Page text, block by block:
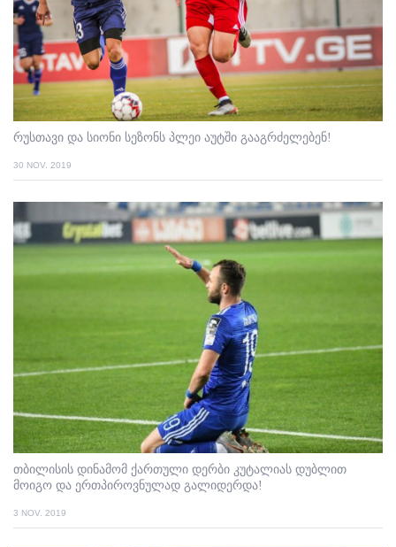
რუსთავი და სიონი სეზონს პლეი აუტში გააგრძელებენ!
30 NOV. 2019
თბილისის დინამომ ქართული დერბი კუტალიას დუბლით
მოიგო და ერთპიროვნულად გალიდერდა!
3 NOV. 2019